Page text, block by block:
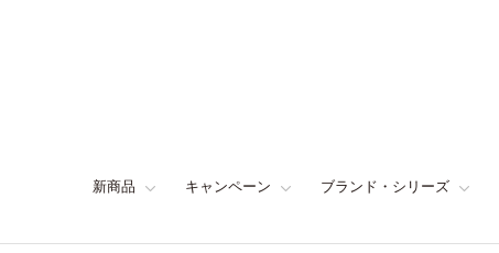
新商品 キャンペーン ブランド・シリーズ